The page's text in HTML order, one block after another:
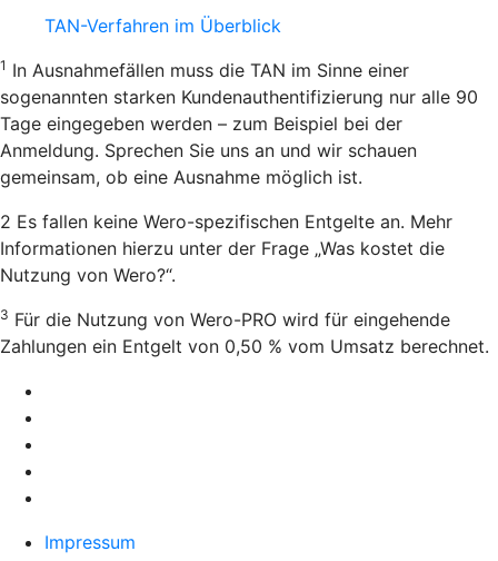
TAN-Verfahren im Überblick
1 In Ausnahmefällen muss die TAN im Sinne einer
sogenannten starken Kundenauthentifizierung nur alle 90
Tage eingegeben werden – zum Beispiel bei der
Anmeldung. Sprechen Sie uns an und wir schauen
gemeinsam, ob eine Ausnahme möglich ist.
2 Es fallen keine Wero-spezifischen Entgelte an. Mehr
Informationen hierzu unter der Frage „Was kostet die
Nutzung von Wero?“.
3 Für die Nutzung von Wero-PRO wird für eingehende
Zahlungen ein Entgelt von 0,50 % vom Umsatz berechnet.
Impressum